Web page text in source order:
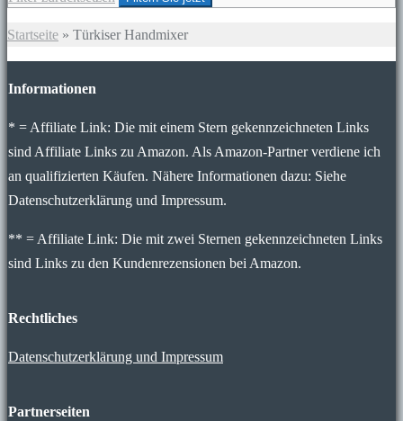
Startseite » Türkiser Handmixer
Informationen
* = Affiliate Link: Die mit einem Stern gekennzeichneten Links
sind Affiliate Links zu Amazon. Als Amazon-Partner verdiene ich
an qualifizierten Käufen. Nähere Informationen dazu: Siehe
Datenschutzerklärung und Impressum.
** = Affiliate Link: Die mit zwei Sternen gekennzeichneten Links
sind Links zu den Kundenrezensionen bei Amazon.
Rechtliches
Datenschutzerklärung und Impressum
Partnerseiten